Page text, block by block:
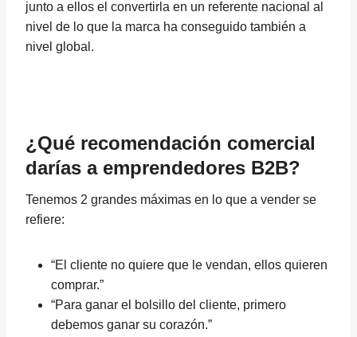
junto a ellos el convertirla en un referente nacional al
nivel de lo que la marca ha conseguido también a
nivel global.
¿Qué recomendación comercial
darías a emprendedores B2B?
Tenemos 2 grandes máximas en lo que a vender se
refiere:
“El cliente no quiere que le vendan, ellos quieren
comprar.”
“Para ganar el bolsillo del cliente, primero
debemos ganar su corazón.”